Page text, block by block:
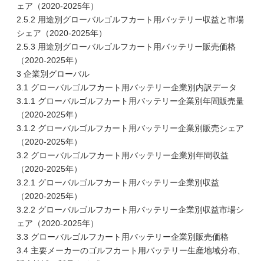
ェア（2020-2025年）
2.5.2 用途別グローバルゴルフカート用バッテリー収益と市場
シェア（2020-2025年）
2.5.3 用途別グローバルゴルフカート用バッテリー販売価格
（2020-2025年）
3 企業別グローバル
3.1 グローバルゴルフカート用バッテリー企業別内訳データ
3.1.1 グローバルゴルフカート用バッテリー企業別年間販売量
（2020-2025年）
3.1.2 グローバルゴルフカート用バッテリー企業別販売シェア
（2020-2025年）
3.2 グローバルゴルフカート用バッテリー企業別年間収益
（2020-2025年）
3.2.1 グローバルゴルフカート用バッテリー企業別収益
（2020-2025年）
3.2.2 グローバルゴルフカート用バッテリー企業別収益市場シ
ェア（2020-2025年）
3.3 グローバルゴルフカート用バッテリー企業別販売価格
3.4 主要メーカーのゴルフカート用バッテリー生産地域分布、